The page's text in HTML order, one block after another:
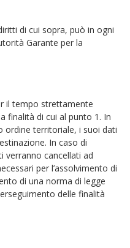
di cui sopra, può in ogni
Garante per la
il tempo strettamente
finalità di cui al punto 1. In
ordine territoriale, i suoi dati
In caso di
verranno cancellati ad
per l’assolvimento di
di una norma di legge
delle finalità